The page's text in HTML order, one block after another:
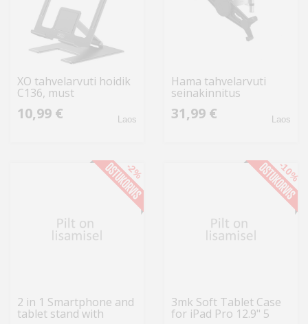
XO tahvelarvuti hoidik
C136, must
10,99 € Laos
Hama tahvelarvuti
seinakinnitus
31,99 € Laos
2 in 1 Smartphone and
tablet stand with
-2%
3mk Soft Tablet Case
for iPad Pro 12.9" 5
-10%